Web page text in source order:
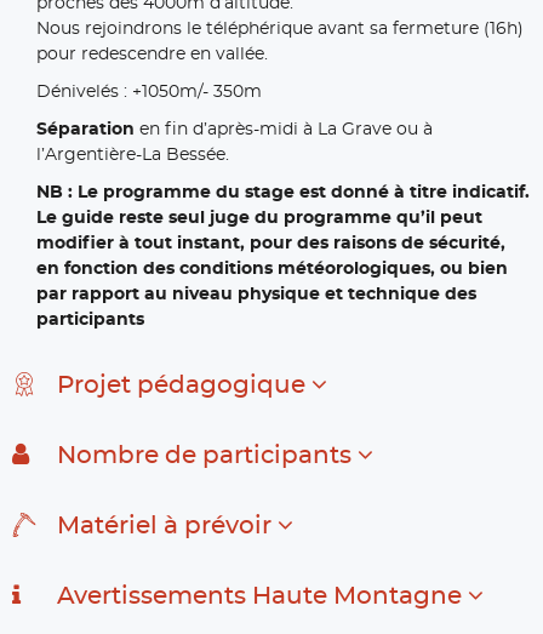
proches des 4000m d’altitude.
Nous rejoindrons le téléphérique avant sa fermeture (16h)
pour redescendre en vallée.
Dénivelés : +1050m/- 350m
Séparation en fin d’après-midi à La Grave ou à
l’Argentière-La Bessée.
NB : Le programme du stage est donné à titre indicatif.
Le guide reste seul juge du programme qu’il peut
modifier à tout instant, pour des raisons de sécurité,
en fonction des conditions météorologiques, ou bien
par rapport au niveau physique et technique des
participants
Projet pédagogique
Nombre de participants
Matériel à prévoir
Avertissements Haute Montagne